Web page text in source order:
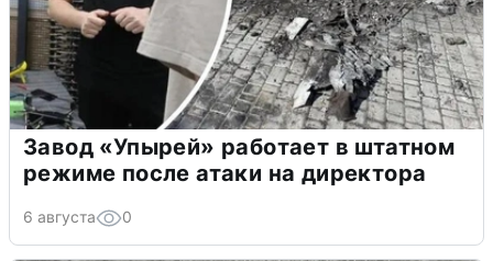
Завод «Упырей» работает в штатном
режиме после атаки на директора
6 августа 0